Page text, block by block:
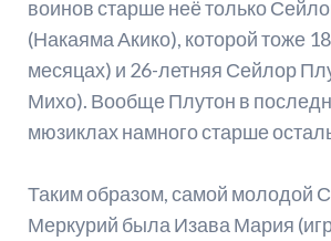
воинов старше неё только
(Накаяма Акико), которой тоже
месяцах) и 26-летняя Сейлор
Михо). Вообще Плутон в
мюзиклах намного старше
Таким образом, самой молодой
Меркурий была Изава Мария